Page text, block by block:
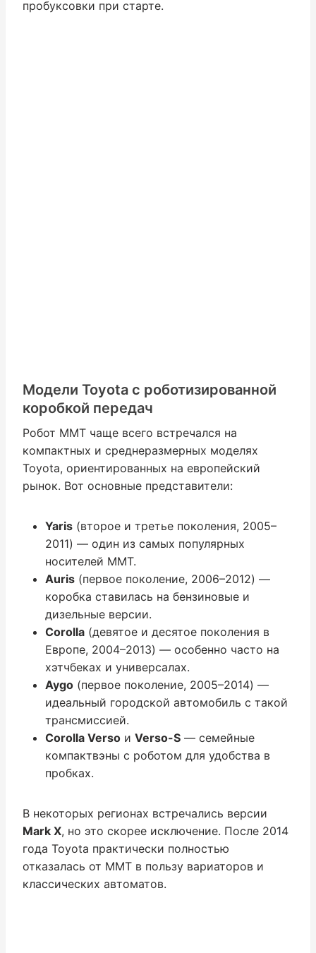
пробуксовки при старте.
Модели Toyota с роботизированной
коробкой передач
Робот ММТ чаще всего встречался на
компактных и среднеразмерных моделях
Toyota, ориентированных на европейский
рынок. Вот основные представители:
Yaris (второе и третье поколения, 2005–
2011) — один из самых популярных
носителей ММТ.
Auris (первое поколение, 2006–2012) —
коробка ставилась на бензиновые и
дизельные версии.
Corolla (девятое и десятое поколения в
Европе, 2004–2013) — особенно часто на
хэтчбеках и универсалах.
Aygo (первое поколение, 2005–2014) —
идеальный городской автомобиль с такой
трансмиссией.
Corolla Verso и Verso-S — семейные
компактвэны с роботом для удобства в
пробках.
В некоторых регионах встречались версии
Mark X, но это скорее исключение. После 2014
года Toyota практически полностью
отказалась от ММТ в пользу вариаторов и
классических автоматов.